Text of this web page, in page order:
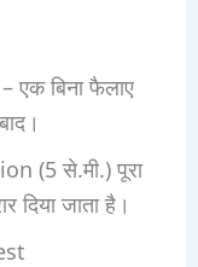
एक बिना फैलाए
(5 से.मी.) पूरा
दिया जाता है।